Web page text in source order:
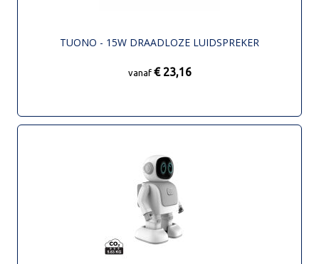
TUONO - 15W DRAADLOZE LUIDSPREKER
vanaf € 23,16